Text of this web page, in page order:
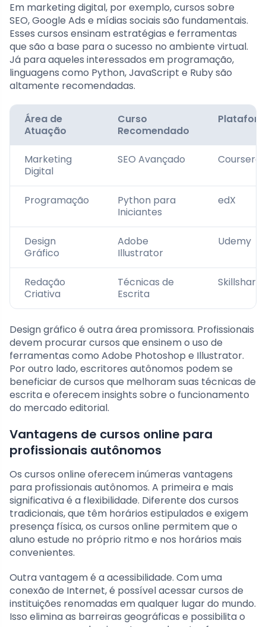
Em marketing digital, por exemplo, cursos sobre
SEO, Google Ads e mídias sociais são fundamentais.
Esses cursos ensinam estratégias e ferramentas
que são a base para o sucesso no ambiente virtual.
Já para aqueles interessados em programação,
linguagens como Python, JavaScript e Ruby são
altamente recomendadas.
Área de
Atuação
Curso
Recomendado
Marketing
Digital
SEO Avançado Coursera
Programação
Python para
Iniciantes
edX
Design
Gráfico
Adobe
Illustrator
Udemy
Redação
Criativa
Técnicas de
Escrita
Skillshare
Design gráfico é outra área promissora. Profissionais
devem procurar cursos que ensinem o uso de
ferramentas como Adobe Photoshop e Illustrator.
Por outro lado, escritores autônomos podem se
beneficiar de cursos que melhoram suas técnicas de
escrita e oferecem insights sobre o funcionamento
do mercado editorial.
Vantagens de cursos online para
profissionais autônomos
Os cursos online oferecem inúmeras vantagens
para profissionais autônomos. A primeira e mais
significativa é a flexibilidade. Diferente dos cursos
tradicionais, que têm horários estipulados e exigem
presença física, os cursos online permitem que o
aluno estude no próprio ritmo e nos horários mais
convenientes.
Outra vantagem é a acessibilidade. Com uma
conexão de Internet, é possível acessar cursos de
instituições renomadas em qualquer lugar do mundo.
Isso elimina as barreiras geográficas e possibilita o